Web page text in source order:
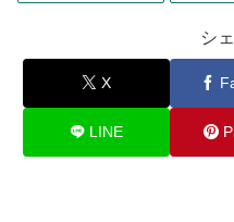
シ
X
LINE